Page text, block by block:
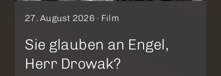
27. August 2026 · Film
Sie glauben an Engel,
Herr Drowak?